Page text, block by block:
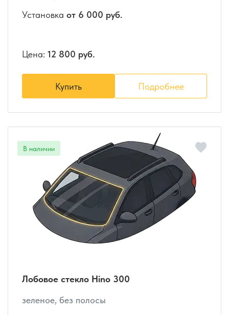
Установка от 6 000 руб.
Цена: 12 800 руб.
Купить Подробнее
Лобовое стекло Hino 300
зеленое, без полосы